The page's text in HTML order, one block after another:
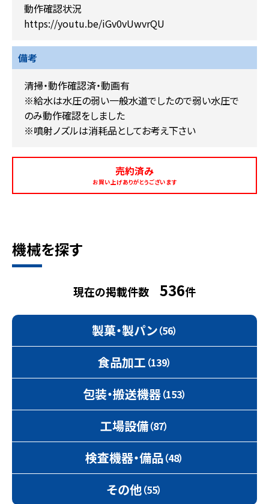
動作確認状況
https://youtu.be/iGv0vUwvrQU
備考
清掃・動作確認済・動画有
※給水は水圧の弱い一般水道でしたので弱い水圧で
のみ動作確認をしました
※噴射ノズルは消耗品としてお考え下さい
売約済み
お買い上げありがとうございます
機械を探す
現在の掲載件数 536件
製菓・製パン（56）
食品加工 （139）
包装・搬送機器（153）
工場設備（87）
検査機器・備品（48）
その他（55）